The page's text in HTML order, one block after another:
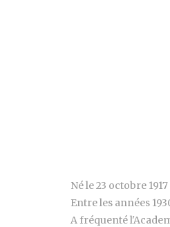
Né le 23 octobre
Entre les années
A fréquenté